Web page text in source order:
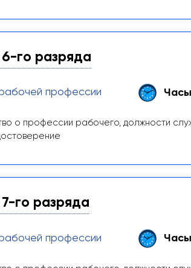
го разряда
профессии
о профессии рабочего, должности
го разряда
профессии